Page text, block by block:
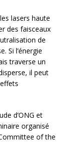
lasers haute
des faisceaux
de
Si l’énergie
traverse un
il peut
d’ONG et
organisé
of the